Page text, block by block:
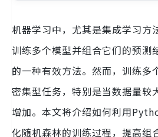
机器学习中，尤其是集成学习方
训练多个模型并组合它们的预测
的一种有效方法。然而，训练多
密集型任务，特别是当数据量较
增加。本文将介绍如何利用
化随机森林的训练过程，提高组